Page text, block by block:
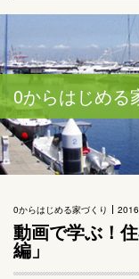
0からはじめる
0からはじめる家づくり
動画で学ぶ！
編」